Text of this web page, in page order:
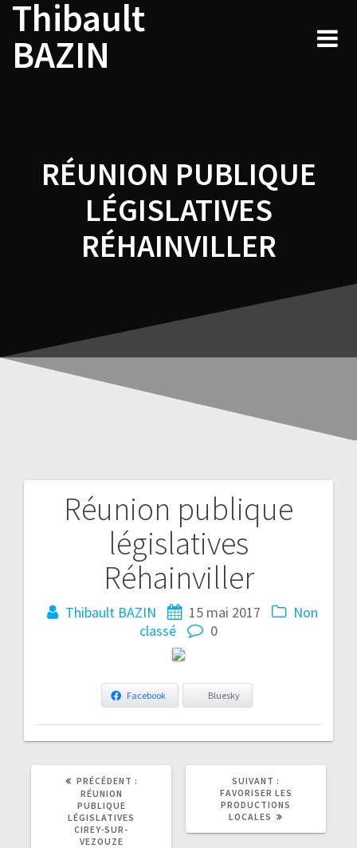
Skip
content
Thibault
BAZIN
RÉUNION PUBLIQUE
LÉGISLATIVES
RÉHAINVILLER
Réunion publique
législatives
Réhainviller
Thibault BAZIN 15 mai 2017
Non
classé
0
Facebook Bluesky
Navigation
de
PRÉCÉDENT :
ARTICLE
PRÉCÉDENT
RÉUNION
PUBLIQUE
LÉGISLATIVES
CIREY-SUR-
VEZOUZE
SUIVANT :
ARTICLE
FAVORISER LES
PRODUCTIONS
LOCALES